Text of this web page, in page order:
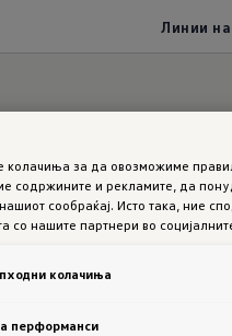
Линии
колачиња за да овозможиме
содржините и рекламите, да
сообраќај. Исто така, ние
со нашите партнери во
колачиња
перформанси